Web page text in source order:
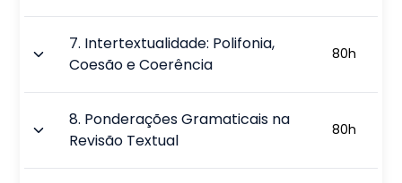
7. Intertextualidade: Polifonia,
Coesão e Coerência
80h
8. Ponderações Gramaticais na
Revisão Textual
80h